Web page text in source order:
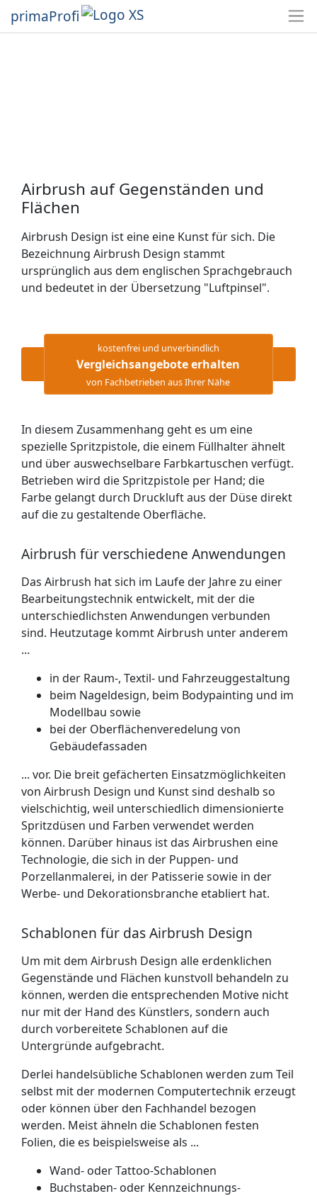
primaProfi
Airbrush auf Gegenständen und
Flächen
Airbrush Design ist eine eine Kunst für sich. Die
Bezeichnung Airbrush Design stammt
ursprünglich aus dem englischen Sprachgebrauch
und bedeutet in der Übersetzung "Luftpinsel".
kostenfrei und unverbindlich
Vergleichsangebote erhalten
von Fachbetrieben aus Ihrer Nähe
In diesem Zusammenhang geht es um eine
spezielle Spritzpistole, die einem Füllhalter ähnelt
und über auswechselbare Farbkartuschen verfügt.
Betrieben wird die Spritzpistole per Hand; die
Farbe gelangt durch Druckluft aus der Düse direkt
auf die zu gestaltende Oberfläche.
Airbrush für verschiedene Anwendungen
Das Airbrush hat sich im Laufe der Jahre zu einer
Bearbeitungstechnik entwickelt, mit der die
unterschiedlichsten Anwendungen verbunden
sind. Heutzutage kommt Airbrush unter anderem
...
in der Raum-, Textil- und Fahrzeuggestaltung
beim Nageldesign, beim Bodypainting und im
Modellbau sowie
bei der Oberflächenveredelung von
Gebäudefassaden
... vor. Die breit gefächerten Einsatzmöglichkeiten
von Airbrush Design und Kunst sind deshalb so
vielschichtig, weil unterschiedlich dimensionierte
Spritzdüsen und Farben verwendet werden
können. Darüber hinaus ist das Airbrushen eine
Technologie, die sich in der Puppen- und
Porzellanmalerei, in der Patisserie sowie in der
Werbe- und Dekorationsbranche etabliert hat.
Schablonen für das Airbrush Design
Um mit dem Airbrush Design alle erdenklichen
Gegenstände und Flächen kunstvoll behandeln zu
können, werden die entsprechenden Motive nicht
nur mit der Hand des Künstlers, sondern auch
durch vorbereitete Schablonen auf die
Untergründe aufgebracht.
Derlei handelsübliche Schablonen werden zum Teil
selbst mit der modernen Computertechnik erzeugt
oder können über den Fachhandel bezogen
werden. Meist ähneln die Schablonen festen
Folien, die es beispielsweise als ...
Wand- oder Tattoo-Schablonen
Buchstaben- oder Kennzeichnungs-